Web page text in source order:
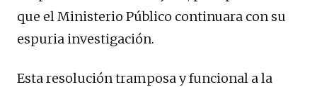
que el Ministerio Público continuara con su
espuria investigación.
Esta resolución tramposa y funcional a la